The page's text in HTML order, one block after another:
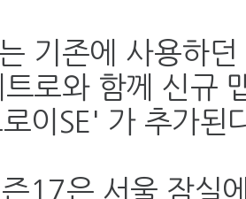
기존에 사용하
트로와 함께 신규
이SE' 가 추가된
17은 서울 잠실